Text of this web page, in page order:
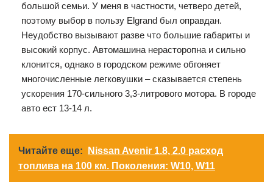
большой семьи. У меня в частности, четверо детей,
поэтому выбор в пользу Elgrand был оправдан.
Неудобство вызывают разве что большие габариты и
высокий корпус. Автомашина нерасторопна и сильно
клонится, однако в городском режиме обгоняет
многочисленные легковушки – сказывается степень
ускорения 170-сильного 3,3-литрового мотора. В городе
авто ест 13-14 л.
Читайте еще:
Nissan Avenir 1.8, 2.0 расход
топлива на 100 км. Поколения: W10, W11